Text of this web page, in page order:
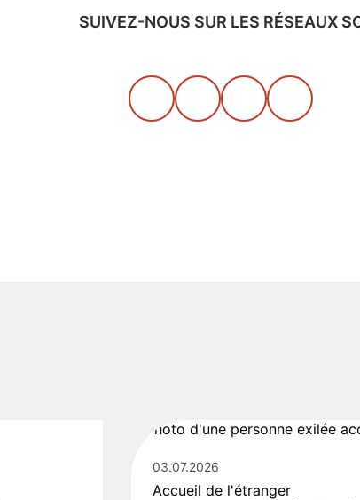
SUIVEZ-NOUS SUR LES RÉSEAUX
03.07.2026
Accueil de l'étranger